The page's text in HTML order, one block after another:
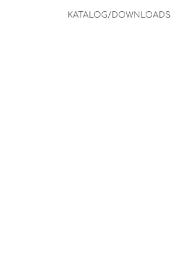
KATALOG/DOWNLOADS